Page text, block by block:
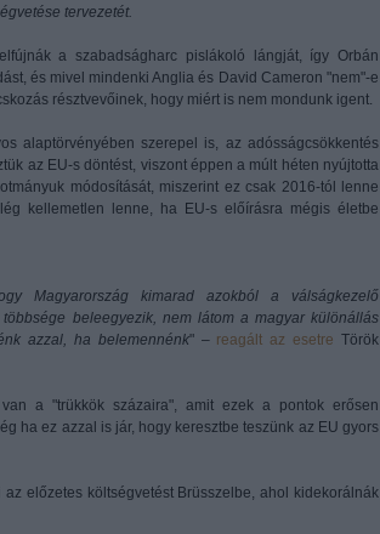
tervezetét.
a szabadságharc pislákoló lángját, így Orbán
és mivel mindenki Anglia és David Cameron "nem"-e
résztvevőinek, hogy miért is nem mondunk igent.
alaptörvényében szerepel is, az adósságcsökkentés
az EU-s döntést, viszont éppen a múlt héten nyújtotta
módosítását, miszerint ez csak 2016-tól lenne
kellemetlen lenne, ha EU-s előírásra mégis életbe
Magyarország kimarad azokból a válságkezelő
beleegyezik, nem látom a magyar különállás
azzal, ha belemennénk" – reagált az esetre Török
a "trükkök százaira", amit ezek a pontok erősen
ha ez azzal is jár, hogy keresztbe teszünk az EU gyors
előzetes költségvetést Brüsszelbe, ahol kidekorálnák